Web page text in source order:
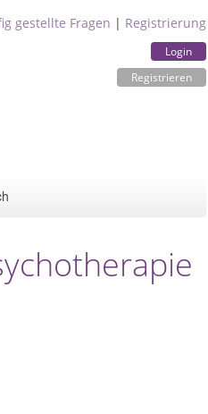
gestellte Fragen | Registrierung
Login
Registrieren